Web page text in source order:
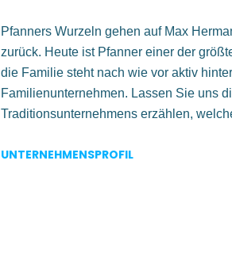
Pfanners Wurzeln gehen auf Max
zurück. Heute ist Pfanner einer der
die Familie steht nach wie vor aktiv
Familienunternehmen. Lassen Sie uns
Traditionsunternehmens erzählen,
UNTERNEHMENSPROFIL